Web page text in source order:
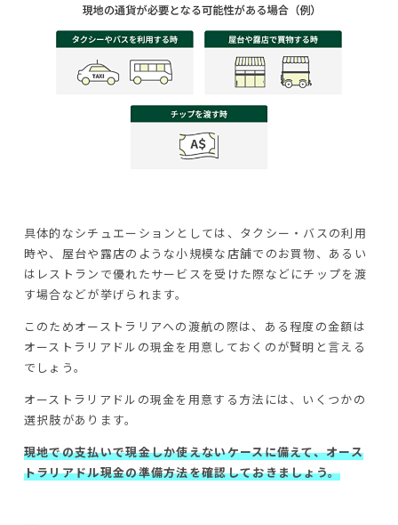
具体的なシチュエーションとしては、タクシー・バスの利用
時や、屋台や露店のような小規模な店舗でのお買物、あるい
はレストランで優れたサービスを受けた際などにチップを渡
す場合などが挙げられます。
このためオーストラリアへの渡航の際は、ある程度の金額は
オーストラリアドルの現金を用意しておくのが賢明と言える
でしょう。
オーストラリアドルの現金を用意する方法には、いくつかの
選択肢があります。
現地での支払いで現金しか使えないケースに備えて、オース
トラリアドル現金の準備方法を確認しておきましょう。